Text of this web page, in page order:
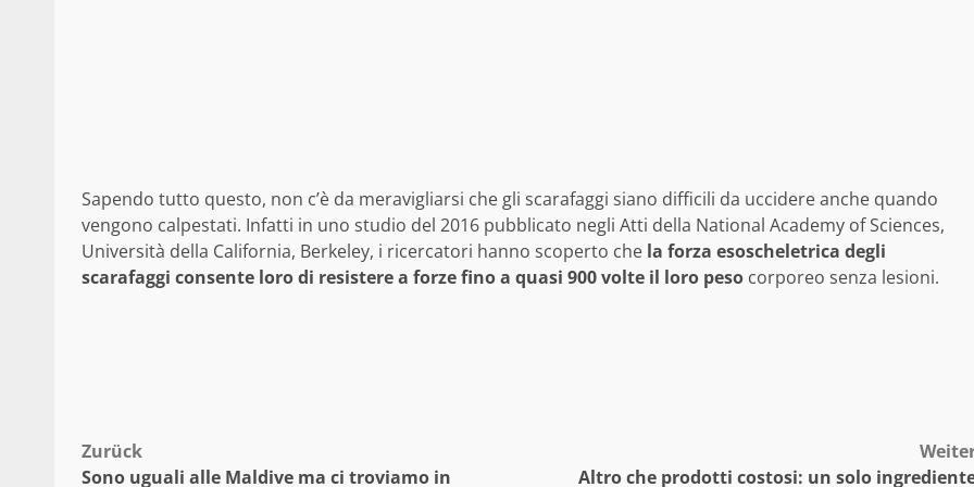
Sapendo tutto questo, non c’è da meravigliarsi che gli scarafaggi siano difficili da uccidere anche quando
vengono calpestati. Infatti in uno studio del 2016 pubblicato negli Atti della National Academy of Sciences,
Università della California, Berkeley, i ricercatori hanno scoperto che la forza esoscheletrica degli
scarafaggi consente loro di resistere a forze fino a quasi 900 volte il loro peso corporeo senza lesioni.
Beitragsnavigation
Zurück
Sono uguali alle Maldive ma ci troviamo in
Altro che prodotti costosi: un solo